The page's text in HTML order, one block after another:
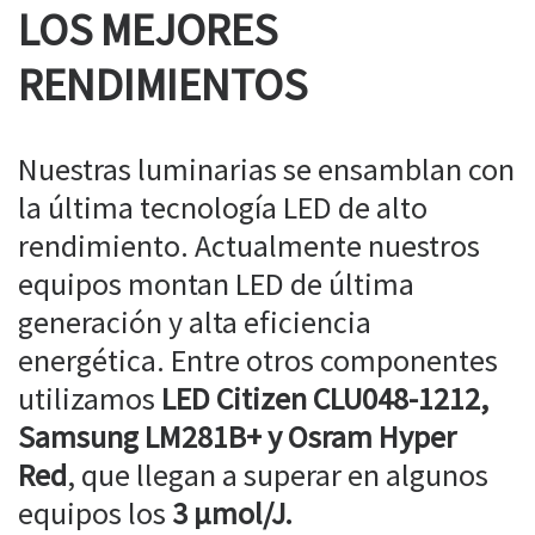
LOS MEJORES
RENDIMIENTOS
Nuestras luminarias se ensamblan con
la última tecnología LED de alto
rendimiento. Actualmente nuestros
equipos montan LED de última
generación y alta eficiencia
energética. Entre otros componentes
utilizamos LED Citizen CLU048-1212,
Samsung LM281B+ y Osram Hyper
Red, que llegan a superar en algunos
equipos los 3 µmol/J.